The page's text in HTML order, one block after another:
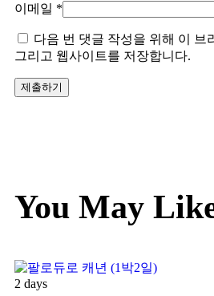
이메일 *
다음 번 댓글 작성을 위해 이 브
그리고 웹사이트를 저장합니다.
You May
2 days